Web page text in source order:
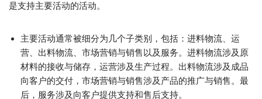
是支持主要活动的活动。
主要活动通常被细分为几个子类别，包括：进料物流、运
营、出料物流、市场营销与销售以及服务。进料物流涉及原
材料的接收与储存，运营涉及生产过程。出料物流涉及成品
向客户的交付，市场营销与销售涉及产品的推广与销售。最
后，服务涉及向客户提供支持和售后支持。